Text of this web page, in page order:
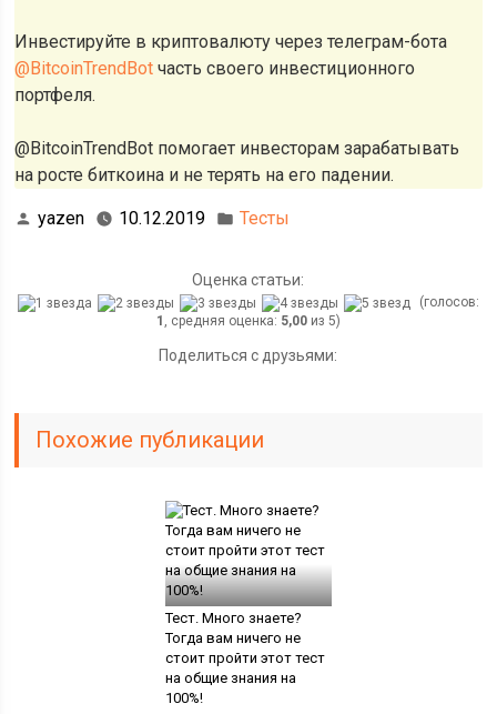
Инвестируйте в криптовалюту через телеграм-бота
@BitcoinTrendBot часть своего инвестиционного
портфеля.
@BitcoinTrendBot помогает инвесторам зарабатывать
на росте биткоина и не терять на его падении.
yazen 10.12.2019 Тесты
Оценка статьи:
(голосов:
1 , средняя оценка: 5,00из 5)
Поделиться с друзьями:
Похожие публикации
Тест. Много знаете?
Тогда вам ничего не
стоит пройти этот тест
на общие знания на
100%!